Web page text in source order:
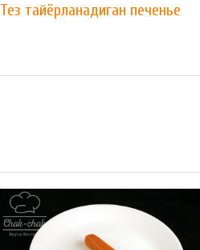
Тез тайёрланадиган печенье